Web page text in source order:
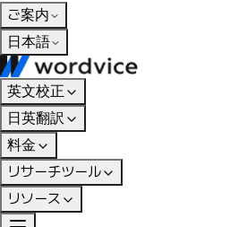
ご案内
日本語
英文校正
日英翻訳
料金
リサーチツール
リソース